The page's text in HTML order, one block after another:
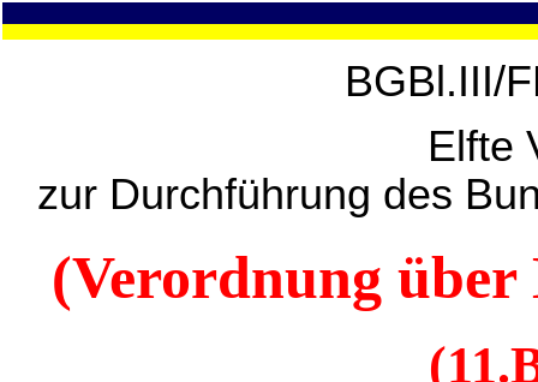
BGBl.III/
Elfte
zur Durchführung des
(Verordnung über